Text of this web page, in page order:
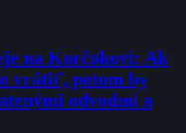
na Korčokovi: Ak
vrátiť, potom by
odvodmi a